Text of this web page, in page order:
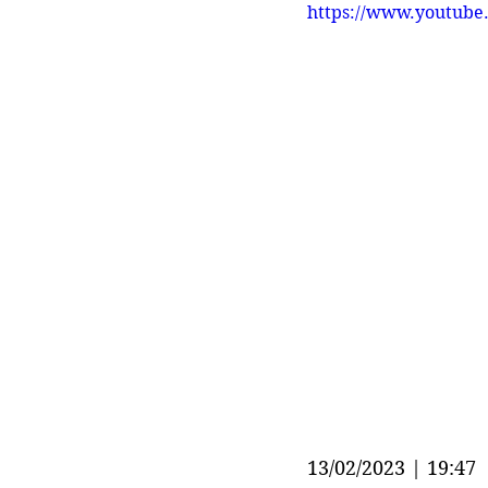
https://
13/02/2023 | 19:47